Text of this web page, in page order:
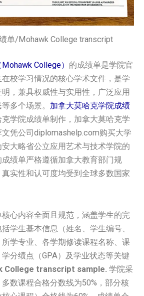
单/Mohawk College transcript
College） 的成绩单是学院官
校学习情况的核心学术文件，是学
，兼具权威性与实用性，广泛应用
多个场景。 加拿大莫哈克学院成绩
学院成绩单制作，加拿大莫哈克学
凭公司diplomashelp.com购买大学
大略省公立应用艺术与技术学院的
绩单严格遵循加拿大教育部门规
实性和认可度均受到全球多数国家
心内容全面且规范，涵盖学生的完
学生基本信息（姓名、学生编号、
学专业、各学期修读课程名称、课
分绩点（GPA）及学业状态等关键
College transcript sample. 学院采
数课程合格分数线为50%，部分核